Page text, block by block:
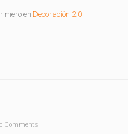
en Decoración 2.0.
Comments